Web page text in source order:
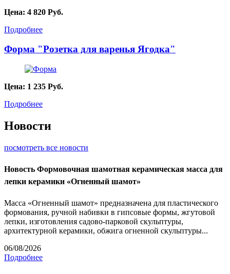
Цена: 4 820 Руб.
Подробнее
Форма "Розетка для варенья Ягодка"
Цена: 1 235 Руб.
Подробнее
Новости
посмотреть все новости
Новость Формовочная шамотная керамическая масса для
лепки керамики «Огненный шамот»
Масса «Огненный шамот» предназначена для пластического
формования, ручной набивки в гипсовые формы, жгутовой
лепки, изготовления садово-парковой скульптуры,
архитектурной керамики, обжига огненной скульптуры...
06/08/2026
Подробнее